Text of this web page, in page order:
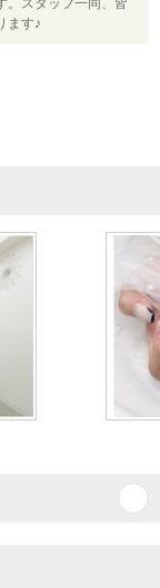
。スタッフ一同、皆
ます♪